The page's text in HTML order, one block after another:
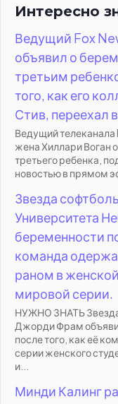
Интересно
Ведущий Fox
объявил о
третьим
того, как его
Стив, переехал
Ведущий телеканала
жена Хиллари Воган
третьего ребенка,
новостью в прямом
Звезда
Университета
беременности
команда
раном в
мировой серии.
НУЖНО ЗНАТЬ Звезда
Джорди Фрам
после того, как её
серии женского
и...
Минди Калинг